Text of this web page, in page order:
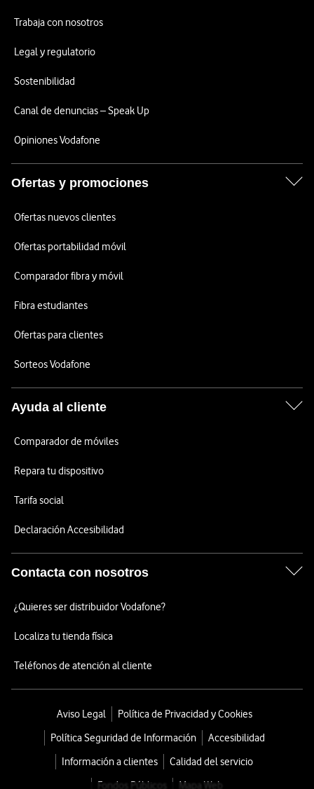
Trabaja con nosotros
Legal y regulatorio
Sostenibilidad
Canal de denuncias – Speak Up
Opiniones Vodafone
Ofertas y promociones
Ofertas nuevos clientes
Ofertas portabilidad móvil
Comparador fibra y móvil
Fibra estudiantes
Ofertas para clientes
Sorteos Vodafone
Ayuda al cliente
Comparador de móviles
Repara tu dispositivo
Tarifa social
Declaración Accesibilidad
Contacta con nosotros
¿Quieres ser distribuidor Vodafone?
Localiza tu tienda física
Teléfonos de atención al cliente
Aviso Legal
Política de Privacidad y Cookies
Política Seguridad de Información
Accesibilidad
Información a clientes
Calidad del servicio
Fondos Públicos
Mapa Web